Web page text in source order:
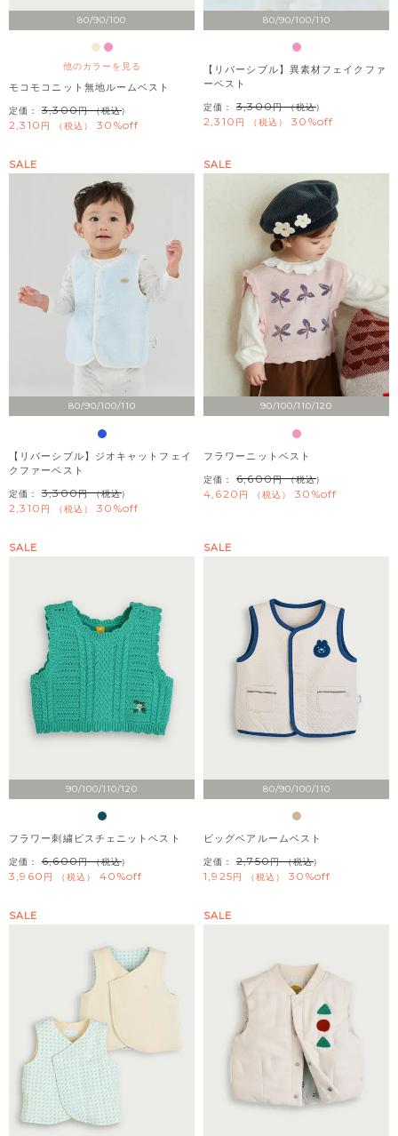
80/90/100
他のカラーを見る
モコモコニット無地ルームベスト
定価： 3,300 （税込）
2,310 税込 30%off
80/90/100/110
【リバーシブル】異素材フェイクファ
ーベスト
定価： 3,300 （税込）
2,310 税込 30%off
80/90/100/110
SALE
【リバーシブル】ジオキャットフェイ
クファーベスト
定価： 3,300 （税込）
2,310 税込 30%off
90/100/110/120
SALE
フラワーニットベスト
定価： 6,600 （税込）
4,620 税込 30%off
90/100/110/120
SALE
フラワー刺繍ビスチェニットベスト
定価： 6,600 （税込）
3,960 税込 40%off
80/90/100/110
SALE
ビッグベアルームベスト
定価： 2,750 （税込）
1,925 税込 30%off
SALE SALE